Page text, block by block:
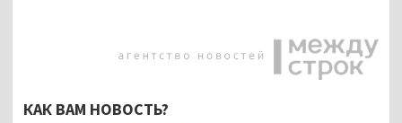
КАК ВАМ НОВОСТЬ?